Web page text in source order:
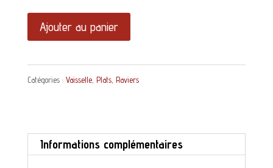
quantité
de
Plat
ovale
Digoin
Sarreguemines
Ajouter au panier
Catégories : Vaisselle, Plats, Raviers
Informations complémentaires